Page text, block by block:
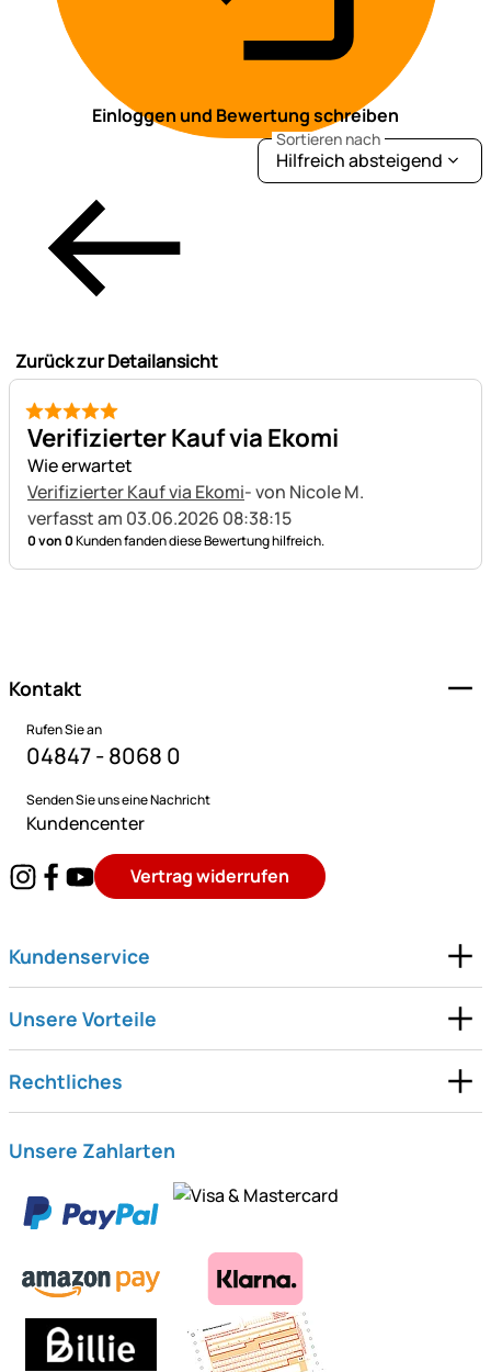
Einloggen und Bewertung schreiben
Zurück zur Detailansicht
Sortieren nach
Hilfreich absteigend
5 von 5
Verifizierter Kauf via Ekomi
Wie erwartet
Verifizierter Kauf via Ekomi- von Nicole M.
verfasst am 03.06.2026 08:38:15
0 von 0Kunden fanden diese Bewertung hilfreich.
Kontakt
Rufen Sie an
04847 - 8068 0
Senden Sie uns eine Nachricht
Kundencenter
Vertrag widerrufen
Kundenservice
Unsere Vorteile
Rechtliches
Unsere Zahlarten